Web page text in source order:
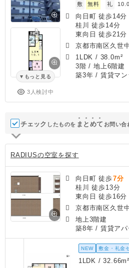
もっと見る
3人検討中
敷
無料 礼
向日町 徒歩14分
桂川 徒歩14分
東向日 徒歩21分
京都市南区久世
1LDK / 38.0m²
3階 / 地上6階建
築3年 / 賃貸マン
チェック したものを ま と めて お問い合
RADIUSの空室を探す
向日町 徒歩7分
桂川 徒歩13分
東向日 徒歩16分
京都市南区久世
地上3階建
築8年 / 賃貸アパ
NEW 敷金・礼金
1LDK /